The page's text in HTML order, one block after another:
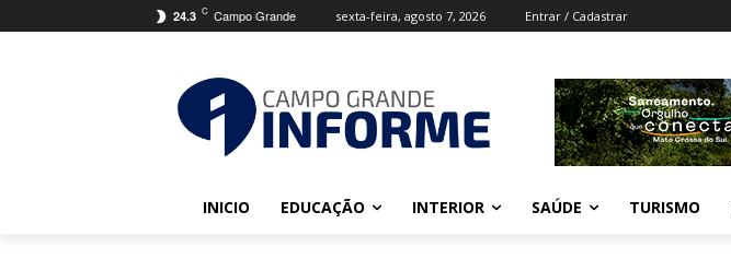
24.3 C Campo Grande sexta-feira, agosto 7, 2026 Entrar / Cadastrar
INICIO EDUCAÇÃO INTERIOR SAÚDE TURISMO